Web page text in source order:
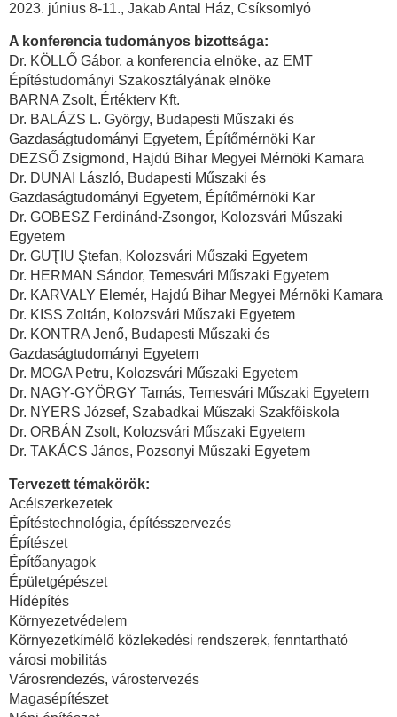
2023. június 8-11., Jakab Antal Ház, Csíksomlyó
A konferencia tudományos bizottsága:
Dr. KÖLLŐ Gábor, a konferencia elnöke, az EMT
Építéstudományi Szakosztályának elnöke
BARNA Zsolt, Értékterv Kft.
Dr. BALÁZS L. György, Budapesti Műszaki és
Gazdaságtudományi Egyetem, Építőmérnöki Kar
DEZSŐ Zsigmond, Hajdú Bihar Megyei Mérnöki Kamara
Dr. DUNAI László, Budapesti Műszaki és
Gazdaságtudományi Egyetem, Építőmérnöki Kar
Dr. GOBESZ Ferdinánd-Zsongor, Kolozsvári Műszaki
Egyetem
Dr. GUŢIU Ştefan, Kolozsvári Műszaki Egyetem
Dr. HERMAN Sándor, Temesvári Műszaki Egyetem
Dr. KARVALY Elemér, Hajdú Bihar Megyei Mérnöki Kamara
Dr. KISS Zoltán, Kolozsvári Műszaki Egyetem
Dr. KONTRA Jenő, Budapesti Műszaki és
Gazdaságtudományi Egyetem
Dr. MOGA Petru, Kolozsvári Műszaki Egyetem
Dr. NAGY-GYÖRGY Tamás, Temesvári Műszaki Egyetem
Dr. NYERS József, Szabadkai Műszaki Szakfőiskola
Dr. ORBÁN Zsolt, Kolozsvári Műszaki Egyetem
Dr. TAKÁCS János, Pozsonyi Műszaki Egyetem
Tervezett témakörök:
Acélszerkezetek
Építéstechnológia, építésszervezés
Építészet
Építőanyagok
Épületgépészet
Hídépítés
Környezetvédelem
Környezetkímélő közlekedési rendszerek, fenntartható
városi mobilitás
Városrendezés, várostervezés
Magasépítészet